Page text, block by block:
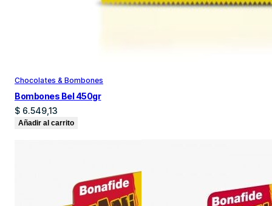
Chocolates & Bombones
Bombones Bel 450gr
$ 6.549,13
Añadir al carrito